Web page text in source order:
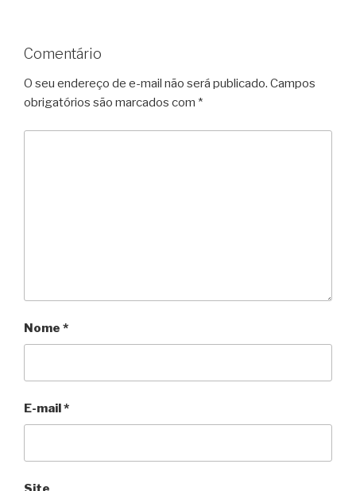
Comentário
O seu endereço de e-mail não será publicado. Campos
obrigatórios são marcados com *
Nome *
E-mail*